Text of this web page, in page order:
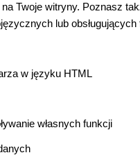
Twoje witryny. Poznasz
lub
w języku HTML
własnych funkcji